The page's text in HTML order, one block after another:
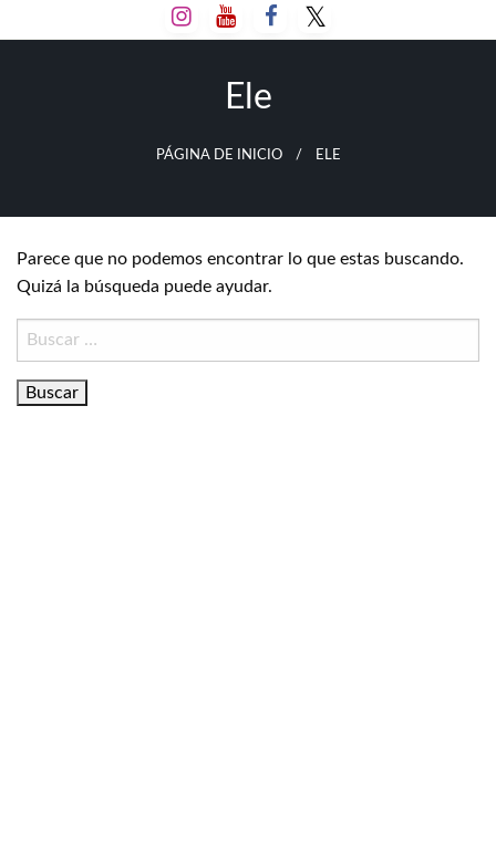
al
Ele
PÁGINA DE INICIO ELE
Parece que no podemos encontrar lo que estas buscando.
Quizá la búsqueda puede ayudar.
Buscar: